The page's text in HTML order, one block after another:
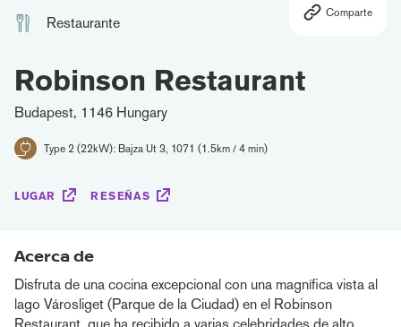
Restaurante
Comparte
Robinson Restaurant
Budapest, 1146 Hungary
Type 2 (22kW): Bajza Ut 3, 1071 (1.5km / 4 min)
LUGAR RESEÑAS
Acerca de
Disfruta de una cocina excepcional con una magnífica vista al
lago Városliget (Parque de la Ciudad) en el Robinson